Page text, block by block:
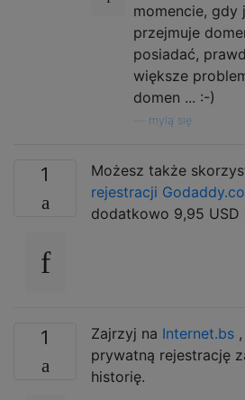
momencie, gdy
przejmuje
posiadać,
większe
domen ... :-)
mylą się
1 Możesz także
rejestracji
dodatkowo 9,95 USD
1 Zajrzyj na Internet.bs
prywatną rejestrację
historię.